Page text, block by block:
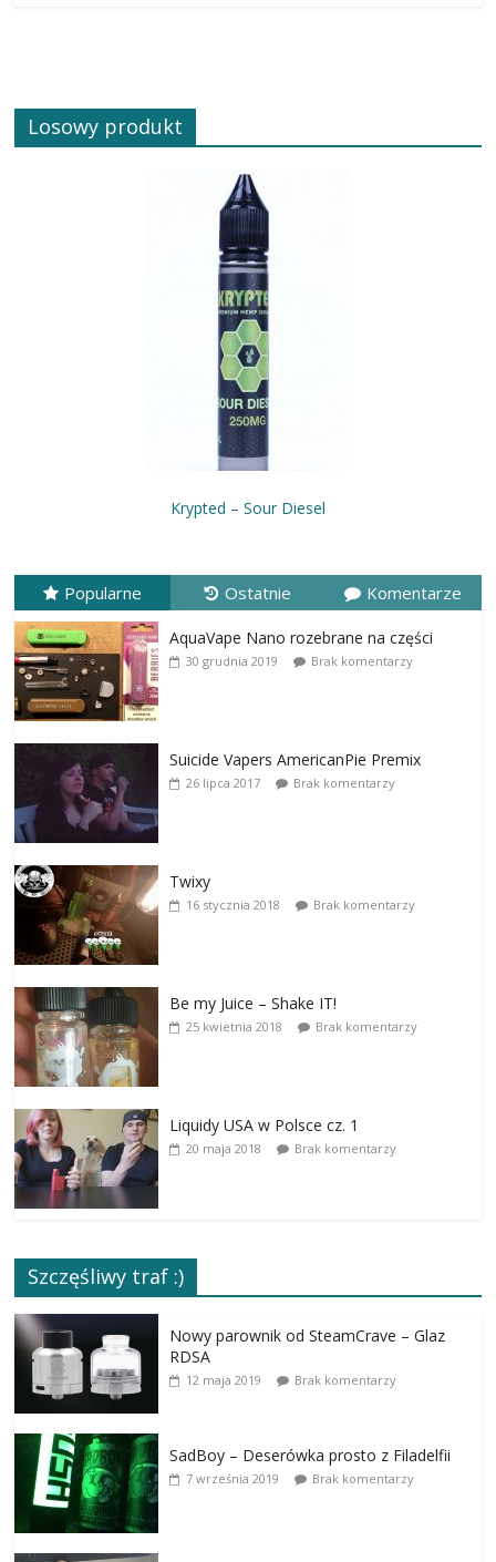
Losowy produkt
Krypted – Sour Diesel
Popularne Ostatnie Komentarze
AquaVape Nano rozebrane na części
30 grudnia 2019 Brak komentarzy
Suicide Vapers AmericanPie Premix
26 lipca 2017 Brak komentarzy
Twixy
16 stycznia 2018 Brak komentarzy
Be my Juice – Shake IT!
25 kwietnia 2018 Brak komentarzy
Liquidy USA w Polsce cz. 1
20 maja 2018 Brak komentarzy
Szczęśliwy traf :)
Nowy parownik od SteamCrave – Glaz
RDSA
12 maja 2019 Brak komentarzy
SadBoy – Deserówka prosto z Filadelfii
7 września 2019 Brak komentarzy